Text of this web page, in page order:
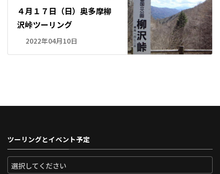
４月１７日（日）奥多摩柳
沢峠ツーリング
2022年04月10日
ツーリングとイベント予定